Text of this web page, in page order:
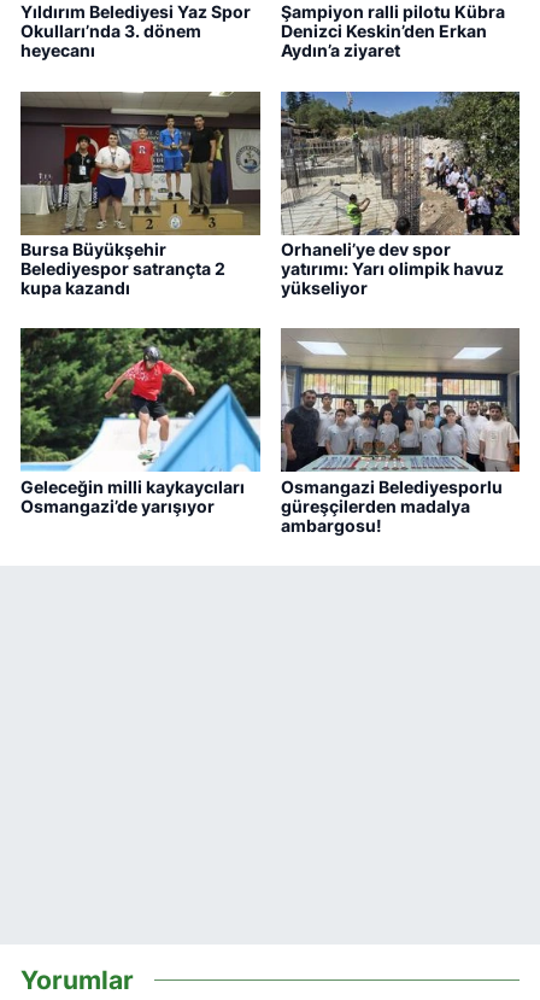
Yıldırım Belediyesi Yaz Spor
Okulları’nda 3. dönem
heyecanı
Şampiyon ralli pilotu Kübra
Denizci Keskin’den Erkan
Aydın’a ziyaret
Bursa Büyükşehir
Belediyespor satrançta 2
kupa kazandı
Orhaneli’ye dev spor
yatırımı: Yarı olimpik havuz
yükseliyor
Geleceğin milli kaykaycıları
Osmangazi’de yarışıyor
Osmangazi Belediyesporlu
güreşçilerden madalya
ambargosu!
Yorumlar